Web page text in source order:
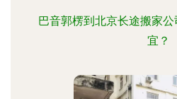
巴音郭楞到北京长途搬家
宜？